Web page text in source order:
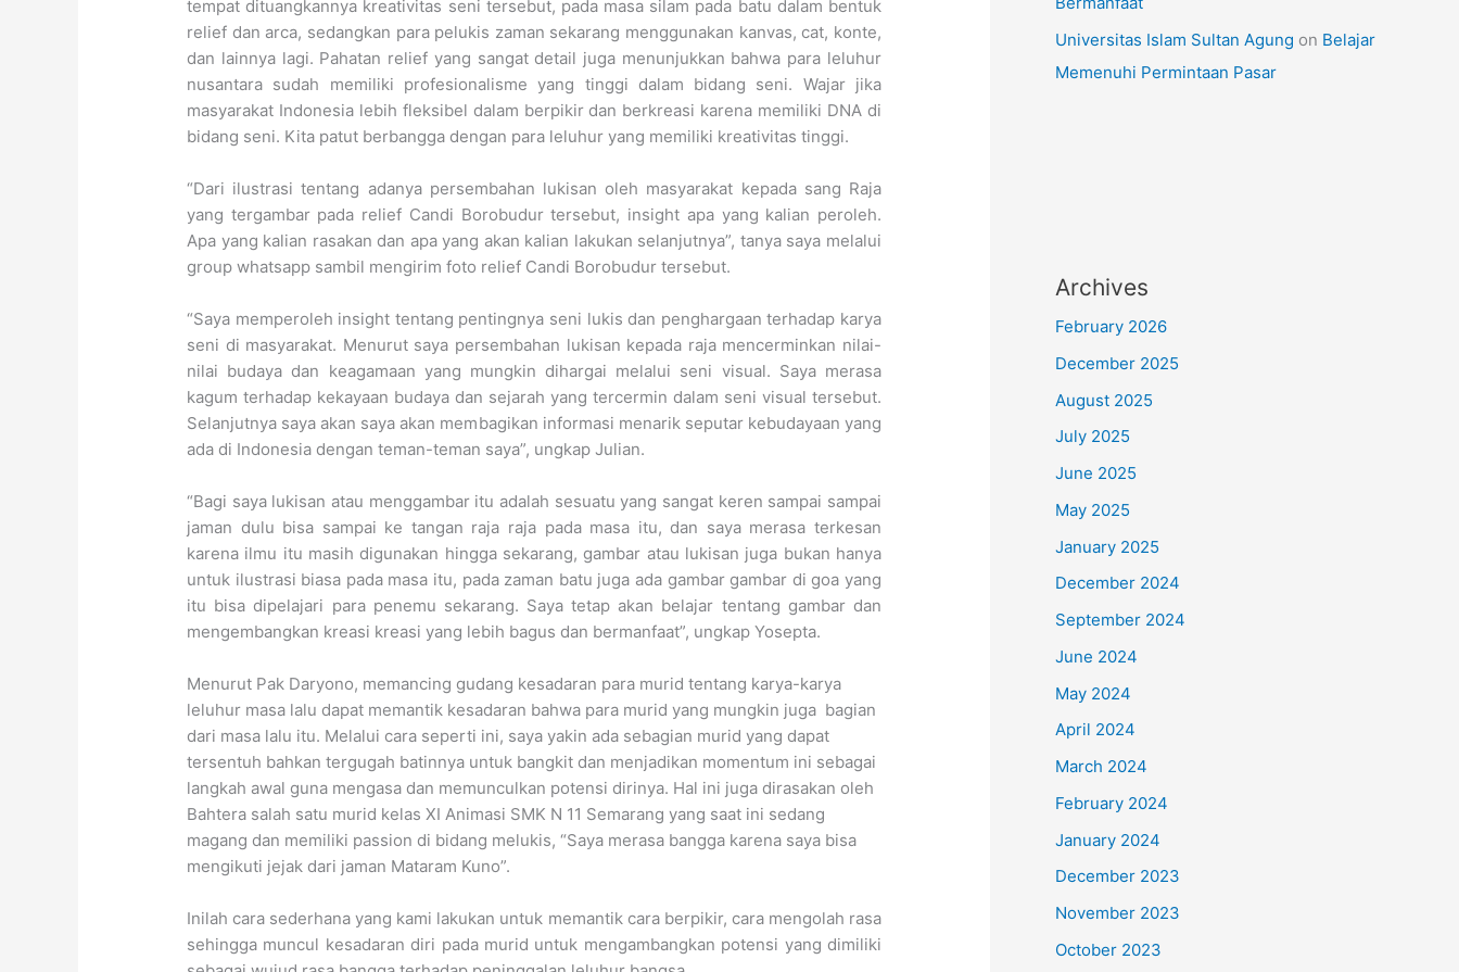
tempat dituangkannya kreativitas seni tersebut, pada masa silam pada batu dalam bentuk
relief dan arca, sedangkan para pelukis zaman sekarang menggunakan kanvas, cat, konte,
dan lainnya lagi. Pahatan relief yang sangat detail juga menunjukkan bahwa para leluhur
nusantara sudah memiliki profesionalisme yang tinggi dalam bidang seni. Wajar jika
masyarakat Indonesia lebih fleksibel dalam berpikir dan berkreasi karena memiliki DNA di
bidang seni. Kita patut berbangga dengan para leluhur yang memiliki kreativitas tinggi.
“Dari ilustrasi tentang adanya persembahan lukisan oleh masyarakat kepada sang Raja
yang tergambar pada relief Candi Borobudur tersebut, insight apa yang kalian peroleh.
Apa yang kalian rasakan dan apa yang akan kalian lakukan selanjutnya”, tanya saya melalui
group whatsapp sambil mengirim foto relief Candi Borobudur tersebut.
“Saya memperoleh insight tentang pentingnya seni lukis dan penghargaan terhadap karya
seni di masyarakat. Menurut saya persembahan lukisan kepada raja mencerminkan nilai-
nilai budaya dan keagamaan yang mungkin dihargai melalui seni visual. Saya merasa
kagum terhadap kekayaan budaya dan sejarah yang tercermin dalam seni visual tersebut.
Selanjutnya saya akan saya akan membagikan informasi menarik seputar kebudayaan yang
ada di Indonesia dengan teman-teman saya”, ungkap Julian.
“Bagi saya lukisan atau menggambar itu adalah sesuatu yang sangat keren sampai sampai
jaman dulu bisa sampai ke tangan raja raja pada masa itu, dan saya merasa terkesan
karena ilmu itu masih digunakan hingga sekarang, gambar atau lukisan juga bukan hanya
untuk ilustrasi biasa pada masa itu, pada zaman batu juga ada gambar gambar di goa yang
itu bisa dipelajari para penemu sekarang. Saya tetap akan belajar tentang gambar dan
mengembangkan kreasi kreasi yang lebih bagus dan bermanfaat”, ungkap Yosepta.
Menurut Pak Daryono, memancing gudang kesadaran para murid tentang karya-karya
leluhur masa lalu dapat memantik kesadaran bahwa para murid yang mungkin juga bagian
dari masa lalu itu. Melalui cara seperti ini, saya yakin ada sebagian murid yang dapat
tersentuh bahkan tergugah batinnya untuk bangkit dan menjadikan momentum ini sebagai
langkah awal guna mengasa dan memunculkan potensi dirinya. Hal ini juga dirasakan oleh
Bahtera salah satu murid kelas XI Animasi SMK N 11 Semarang yang saat ini sedang
magang dan memiliki passion di bidang melukis, “Saya merasa bangga karena saya bisa
mengikuti jejak dari jaman Mataram Kuno”.
Inilah cara sederhana yang kami lakukan untuk memantik cara berpikir, cara mengolah rasa
sehingga muncul kesadaran diri pada murid untuk mengambangkan potensi yang dimiliki
Universitas Islam Sultan Agung on Belajar
Memenuhi Permintaan Pasar
Archives
February 2026
December 2025
August 2025
July 2025
June 2025
May 2025
January 2025
December 2024
September 2024
June 2024
May 2024
April 2024
March 2024
February 2024
January 2024
December 2023
November 2023
October 2023